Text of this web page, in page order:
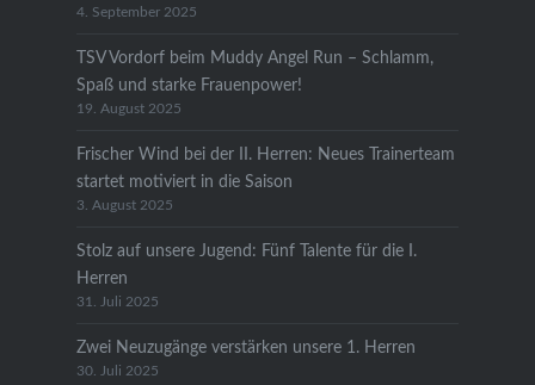
4. September 2025
TSV Vordorf beim Muddy Angel Run – Schlamm,
Spaß und starke Frauenpower!
19. August 2025
Frischer Wind bei der II. Herren: Neues Trainerteam
startet motiviert in die Saison
3. August 2025
Stolz auf unsere Jugend: Fünf Talente für die I.
Herren
31. Juli 2025
Zwei Neuzugänge verstärken unsere 1. Herren
30. Juli 2025